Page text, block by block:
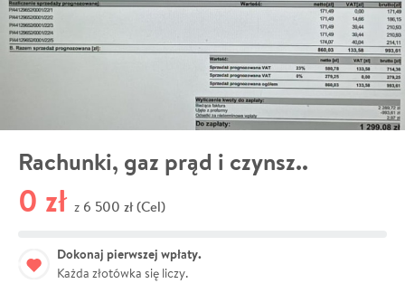
Rachunki, gaz prąd i czynsz..
0 zł z 6 500 zł (Cel)
Dokonaj pierwszej wpłaty.
Każda złotówka się liczy.